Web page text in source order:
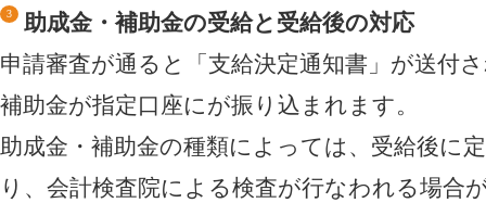
助成金・補助金の受給と受給後の対応
申請審査が通ると「支給決定通知書」が送付
補助金が指定口座にが振り込まれます。
助成金・補助金の種類によっては、受給後に
り、会計検査院による検査が行なわれる場合